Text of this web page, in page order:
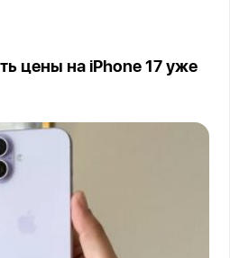
цены на iPhone 17 уже